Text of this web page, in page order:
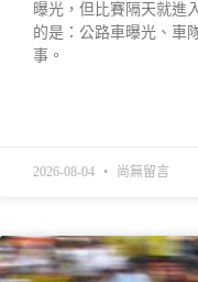
曝光，但比賽隔天就進
的是：公路車曝光、車
事。
2026-08-04 尚無留言